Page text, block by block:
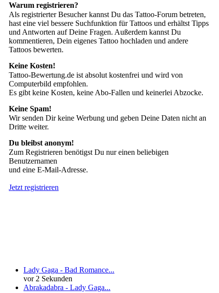
Warum registrieren?
Als registrierter Besucher kannst Du das Tattoo-Forum betreten,
hast eine viel bessere Suchfunktion für Tattoos und erhältst Tipps
und Antworten auf Deine Fragen. Außerdem kannst Du
kommentieren, Dein eigenes Tattoo hochladen und andere
Tattoos bewerten.
Keine Kosten!
Tattoo-Bewertung.de ist absolut kostenfrei und wird von
Computerbild empfohlen.
Es gibt keine Kosten, keine Abo-Fallen und keinerlei Abzocke.
Keine Spam!
Wir senden Dir keine Werbung und geben Deine Daten nicht an
Dritte weiter.
Du bleibst anonym!
Zum Registrieren benötigst Du nur einen beliebigen
Benutzernamen
und eine E-Mail-Adresse.
Jetzt registrieren
Lady Gaga - Bad Romance...
vor 2 Sekunden
Abrakadabra - Lady Gaga...